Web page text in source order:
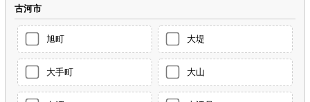
古河市
旭町 大堤
大手町 大山